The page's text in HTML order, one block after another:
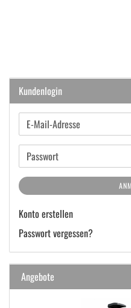
Kundenlogin
E-
Mail-
Adresse
Passwort
Konto erstellen
Passwort vergessen?
Angebote